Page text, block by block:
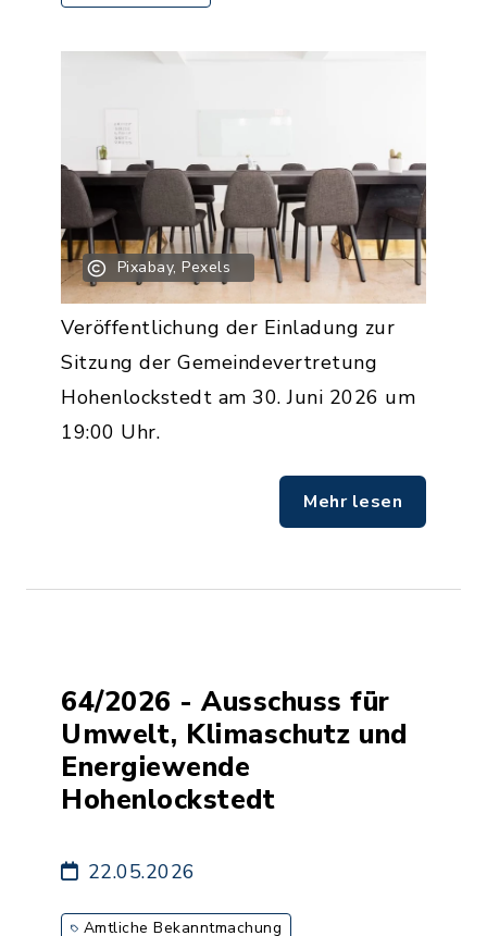
Pixabay, Pexels
Veröffentlichung der Einladung zur
Sitzung der Gemeindevertretung
Hohenlockstedt am 30. Juni 2026 um
19:00 Uhr.
Mehr lesen
64/2026 - Ausschuss für
Umwelt, Klimaschutz und
Energiewende
Hohenlockstedt
22.05.2026
Amtliche Bekanntmachung